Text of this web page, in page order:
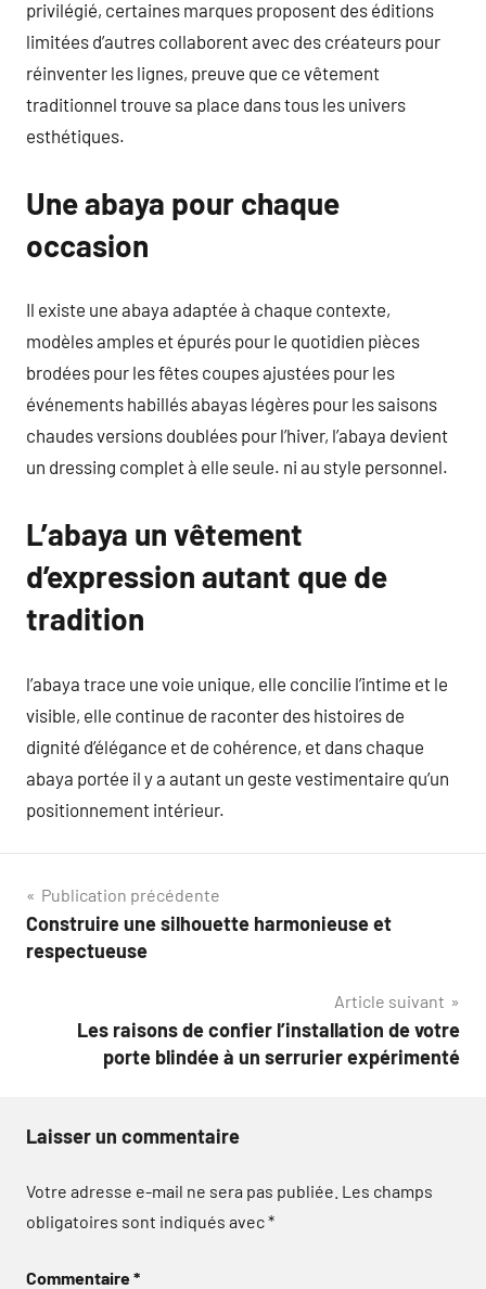
privilégié, certaines marques proposent des éditions
limitées d’autres collaborent avec des créateurs pour
réinventer les lignes, preuve que ce vêtement
traditionnel trouve sa place dans tous les univers
esthétiques.
Une abaya pour chaque
occasion
Il existe une abaya adaptée à chaque contexte,
modèles amples et épurés pour le quotidien pièces
brodées pour les fêtes coupes ajustées pour les
événements habillés abayas légères pour les saisons
chaudes versions doublées pour l’hiver, l’abaya devient
un dressing complet à elle seule. ni au style personnel.
L’abaya un vêtement
d’expression autant que de
tradition
l’abaya trace une voie unique, elle concilie l’intime et le
visible, elle continue de raconter des histoires de
dignité d’élégance et de cohérence, et dans chaque
abaya portée il y a autant un geste vestimentaire qu’un
positionnement intérieur.
Navigation
de
Publication précédente
Construire une silhouette harmonieuse et
respectueuse
Article suivant
Les raisons de confier l’installation de votre
porte blindée à un serrurier expérimenté
Laisser un commentaire
Votre adresse e-mail ne sera pas publiée. Les champs
obligatoires sont indiqués avec*
Commentaire*